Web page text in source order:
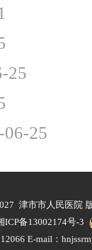
25
06-25
津市市人民医院
ICP备13002174号-3
E-mail：